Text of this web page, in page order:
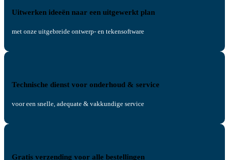
Uitwerken ideeën naar een uitgewerkt plan
met onze uitgebreide ontwerp- en tekensoftware
Technische dienst voor onderhoud & service
voor een snelle, adequate & vakkundige service
Gratis verzending voor alle bestellingen